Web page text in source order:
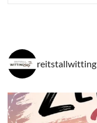
reitstallwitting